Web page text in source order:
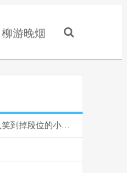
柳游晚烟
王者峡谷里的爆笑日常：那些让人笑到掉段位的小瞬间